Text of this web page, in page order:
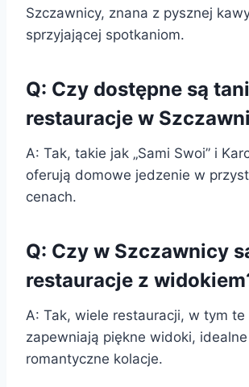
Szczawnicy, znana z pysznej
sprzyjającej spotkaniom.
Q: Czy dostępne są
restauracje w
A: Tak, takie jak „Sami Swoi” i
oferują domowe jedzenie w
cenach.
Q: Czy w Szczawnicy
restauracje z
A: Tak, wiele restauracji, w tym te
zapewniają piękne widoki,
romantyczne kolacje.